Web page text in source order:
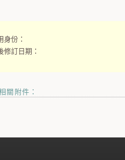
身份：
修訂日期：
關附件：